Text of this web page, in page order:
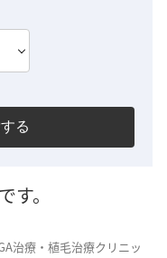
る
す。
治療・植毛治療クリニッ